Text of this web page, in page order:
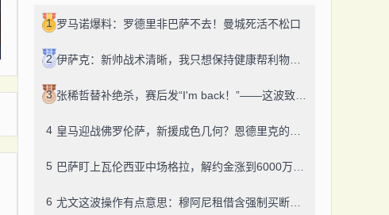
1 罗马诺爆料：罗德里非巴萨不去！曼城死活不松口
2
3
4
5
6